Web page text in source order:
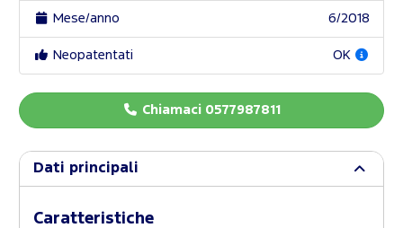
Mese/anno 6/2018
Neopatentati OK
Chiamaci 0577987811
Dati principali
Caratteristiche